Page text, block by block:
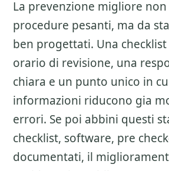
La prevenzione migliore non
procedure pesanti, ma da
ben progettati. Una
orario di revisione, una
chiara e un punto unico in
informazioni riducono gia
errori. Se poi abbini questi
checklist, software, pre
documentati, il